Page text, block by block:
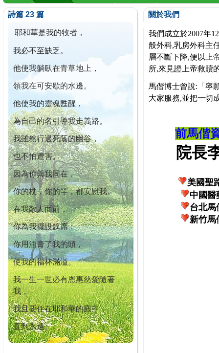
詩篇 23 篇
耶和華是我的牧者，
我必不至缺乏。
他使我躺臥在青草地上，
領我在可安歇的水邊。
他使我的靈魂甦醒，
為自己的名引導我走義路。
我雖然行過死蔭的幽谷，
也不怕遭害。
因為你與我同在，
你的杖，你的竿，都安慰我。
在我敵人面前，
你為我擺設筵席；
你用油膏了我的頭，
使我的福杯滿溢。
我一生一世必有恩惠慈愛隨著
我，
我且要住在耶和華的殿中，
直到永遠。
關於我們
我們成立於2007年
般外科,乳房外科主
層不斷下降,便以上
所,來見證上帝救贖
馬偕博士曾說:「寧
大家服務,並把一切
前馬偕
院長李
美國聖
中國醫
台北馬
新竹馬